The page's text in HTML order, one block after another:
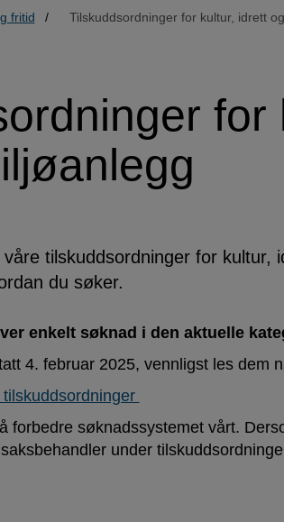
fritid Tilskuddsordninger for kultur, idrett
for
tilskuddsordninger for kultur,
du søker.
enkelt søknad i den aktuelle
4. februar 2025, vennligst les dem
forbedre søknadssystemet vårt.
under